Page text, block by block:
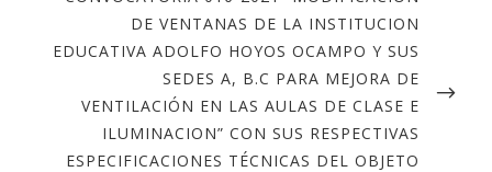
DE VENTANAS DE LA INSTITUCION
EDUCATIVA ADOLFO HOYOS OCAMPO Y SUS
SEDES A, B.C PARA MEJORA DE
VENTILACIÓN EN LAS AULAS DE CLASE E
ILUMINACION” CON SUS RESPECTIVAS
ESPECIFICACIONES TÉCNICAS DEL OBJETO